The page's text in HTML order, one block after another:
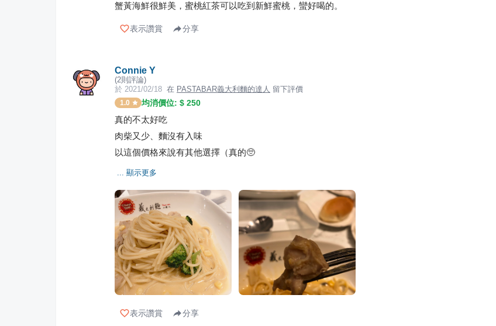
蟹黃海鮮很鮮美，蜜桃紅茶可以吃到新鮮蜜桃，蠻好喝的。
表示讚賞 分享
Connie Y
(2則評論)
於 2021/02/18 在 PASTABAR義大利麵的達人 留下評價
1.0 均消價位: $ 250
真的不太好吃
肉柴又少、麵沒有入味
以這個價格來說有其他選擇（真的🥺
... 顯示更多
表示讚賞 分享